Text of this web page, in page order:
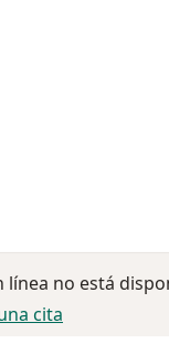
línea no está
cita